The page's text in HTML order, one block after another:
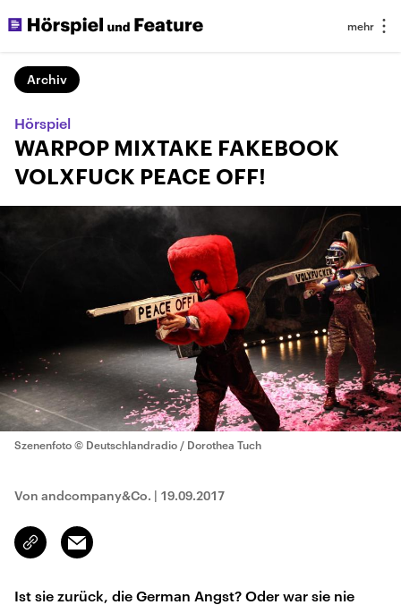
Archiv
Hörspiel
WARPOP MIXTAKE FAKEBOOK
VOLXFUCK PEACE OFF!
Szenenfoto © Deutschlandradio / Dorothea Tuch
Von andcompany&Co. | 19.09.2017
Link
kopieren/teilen
Email
Ist sie zurück, die German Angst? Oder war sie nie